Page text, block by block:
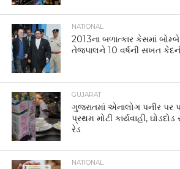
NATIONAL
2013ના બળાત્કાર કેસમાં
તેજપાલને 10 વર્ષની સખત
GUJARAT
ગુજરાતમાં એનાલોગ પનીર પર
પ્રથમ મોટી કાર્યવાહી, ઘોડદોડ
રેડ
NATIONAL